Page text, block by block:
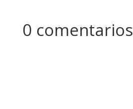
0 comentarios